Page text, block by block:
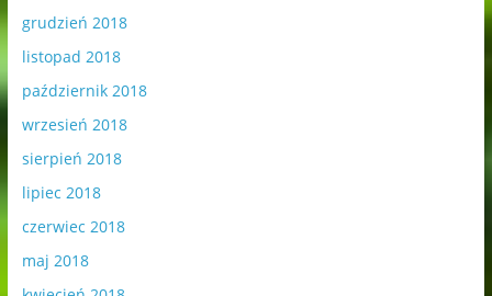
grudzień 2018
listopad 2018
październik 2018
wrzesień 2018
sierpień 2018
lipiec 2018
czerwiec 2018
maj 2018